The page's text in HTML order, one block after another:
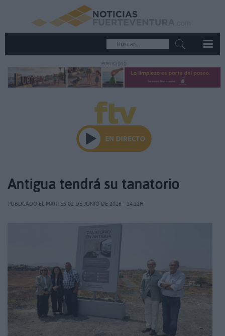
PUBLICIDAD
Antigua tendrá su tanatorio
PUBLICADO EL MARTES 02 DE JUNIO DE 2026 - 14:12H